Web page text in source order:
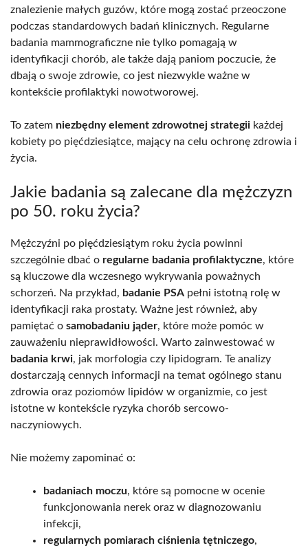
znalezienie małych guzów, które mogą zostać przeoczone
podczas standardowych badań klinicznych. Regularne
badania mammograficzne nie tylko pomagają w
identyfikacji chorób, ale także dają paniom poczucie, że
dbają o swoje zdrowie, co jest niezwykle ważne w
kontekście profilaktyki nowotworowej.
To zatem niezbędny element zdrowotnej strategii każdej
kobiety po pięćdziesiątce, mający na celu ochronę zdrowia i
życia.
Jakie badania są zalecane dla mężczyzn
po 50. roku życia?
Mężczyźni po pięćdziesiątym roku życia powinni
szczególnie dbać o regularne badania profilaktyczne, które
są kluczowe dla wczesnego wykrywania poważnych
schorzeń. Na przykład, badanie PSA pełni istotną rolę w
identyfikacji raka prostaty. Ważne jest również, aby
pamiętać o samobadaniu jąder, które może pomóc w
zauważeniu nieprawidłowości. Warto zainwestować w
badania krwi, jak morfologia czy lipidogram. Te analizy
dostarczają cennych informacji na temat ogólnego stanu
zdrowia oraz poziomów lipidów w organizmie, co jest
istotne w kontekście ryzyka chorób sercowo-
naczyniowych.
Nie możemy zapominać o:
badaniach moczu, które są pomocne w ocenie
funkcjonowania nerek oraz w diagnozowaniu
infekcji,
regularnych pomiarach ciśnienia tętniczego,